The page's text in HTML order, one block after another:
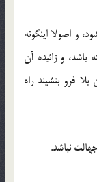
و اصولا اینگونه
باشد، و زائیده آن
فرو بنشیند راه